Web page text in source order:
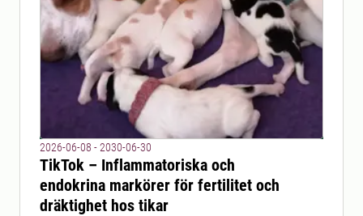
2026-06-08 - 2030-06-30
TikTok – Inflammatoriska och
endokrina markörer för fertilitet och
dräktighet hos tikar